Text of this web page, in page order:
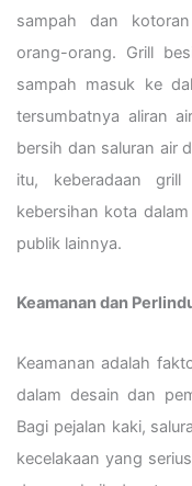
sampah dan
orang-orang. Grill
sampah masuk ke
tersumbatnya aliran
bersih dan saluran air
itu, keberadaan
kebersihan kota
publik lainnya.
Keamanan dan
Keamanan adalah
dalam desain dan
Bagi pejalan kaki,
kecelakaan yang